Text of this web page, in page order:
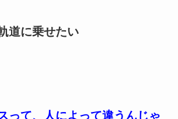
道に乗せたい
って、人によって違うんじゃ